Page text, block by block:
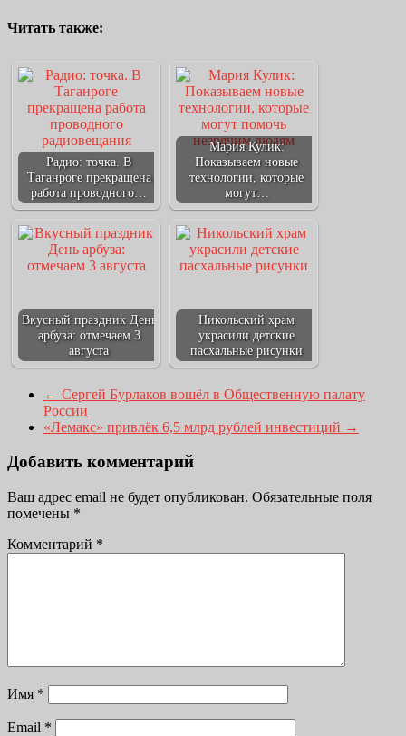
Читать также:
Радио: точка. В
Таганроге прекращена
работа проводного…
Мария Кулик:
Показываем новые
технологии, которые
могут…
Вкусный праздник День
арбуза: отмечаем 3
августа
Никольский храм
украсили детские
пасхальные рисунки
← Сергей Бурлаков вошёл в Общественную палату
России
«Лемакс» привлёк 6,5 млрд рублей инвестиций →
Добавить комментарий
Ваш адрес email не будет опубликован. Обязательные поля
помечены *
Комментарий *
Имя *
Email *